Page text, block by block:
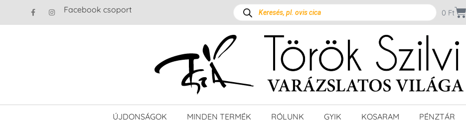
Facebook csoport 0 Ft
ÚJDONSÁGOK MINDEN TERMÉK RÓLUNK GYIK KOSARAM PÉNZTÁR